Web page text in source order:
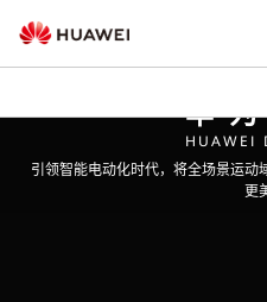
华
HUAWEI
引领智能电动化时代，将全场景运
更